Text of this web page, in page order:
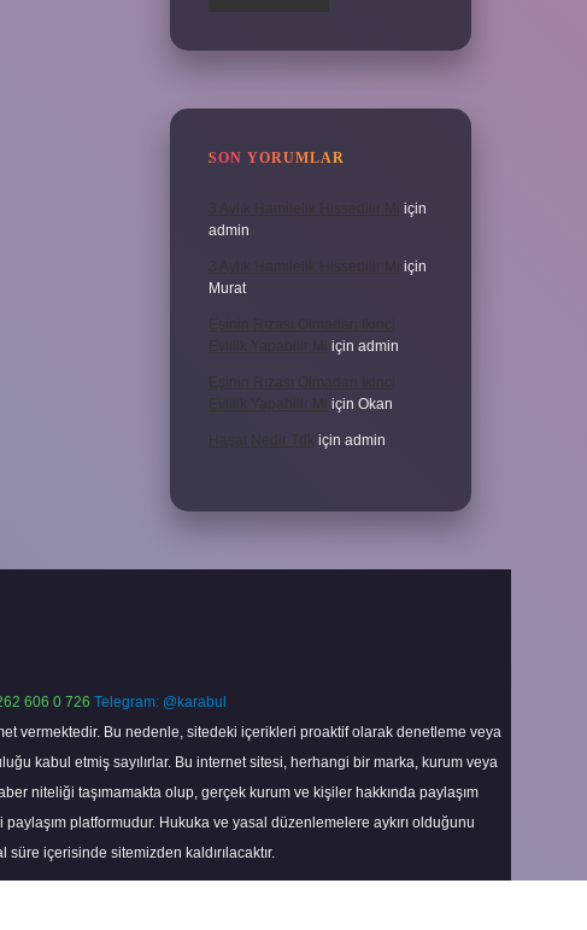
SON YORUMLAR
3 Aylık Hamilelik Hissedilir Mi
için
admin
3 Aylık Hamilelik Hissedilir Mi için
Murat
Eşinin Rızası Olmadan Ikinci
Evlilik Yapabilir Mi için admin
Eşinin Rızası Olmadan Ikinci
Evlilik Yapabilir Mi için Okan
Haşat Nedir Tdk için admin
606 0 726 Telegram: @karabul
vermektedir. Bu nedenle, sitedeki içerikleri proaktif olarak denetleme veya
kabul etmiş sayılırlar. Bu internet sitesi, herhangi bir marka, kurum veya
niteliği taşımamakta olup, gerçek kurum ve kişiler hakkında paylaşım
platformudur. Hukuka ve yasal düzenlemelere aykırı olduğunu
içerisinde sitemizden kaldırılacaktır.